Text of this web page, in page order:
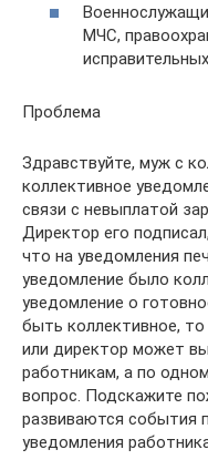
МЧС,
Проблема
Здравствуйте, муж с
коллективное
связи с невыплатой
Директор его
что на уведомления
уведомление было
уведомление о
быть коллективное, то
или директор может
работникам, а по
вопрос. Подскажите
развиваются события
уведомления